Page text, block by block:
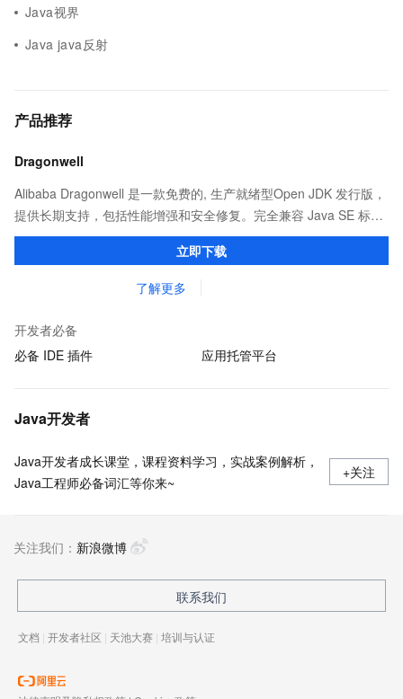
Java视界
Java java反射
产品推荐
Dragonwell
Alibaba Dragonwell 是一款免费的, 生产就绪型Open JDK 发行版，
提供长期支持，包括性能增强和安全修复。完全兼容 Java SE 标
准，您可以在任何常用操作系统（包括 Linux、Windows 和
macOS）上开发 Java 应用程序。立即下载
了解更多
开发者必备
必备 IDE 插件
应用托管平台
Java开发者
Java开发者成长课堂，课程资料学习，实战案例解析，
Java工程师必备词汇等你来~
+关注
关注我们： 新浪微博
联系我们
文档 | 开发者社区 | 天池大赛 | 培训与认证